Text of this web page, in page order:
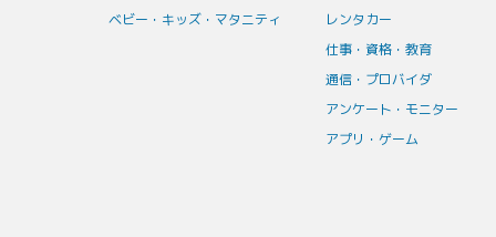
ベビー・キッズ・マタニティ
レンタカー
仕事・資格・教育
通信・プロバイダ
アンケート・モニター
アプリ・ゲーム